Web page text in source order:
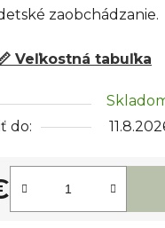
zaobchádzanie.
Veľkostná tabuľka
do: